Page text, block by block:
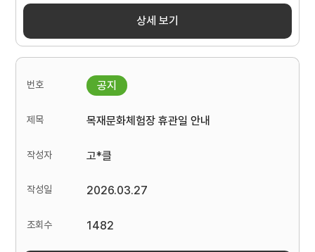
상세 보기
목재문화체험장 휴관일 안내
고*클
2026.03.27
1482